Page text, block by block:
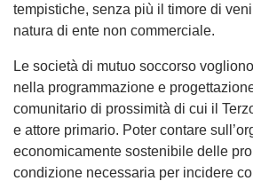
tempistiche, senza più il timore di
natura di ente non commerciale.
Le società di mutuo soccorso
nella programmazione e
comunitario di prossimità di cui il
e attore primario. Poter contare
economicamente sostenibile delle
condizione necessaria per incidere